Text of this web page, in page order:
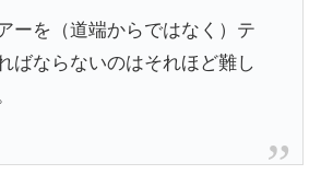
ーを（道端からではなく）テ
ばならないのはそれほど難し